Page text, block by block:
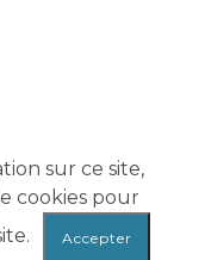
sur ce site,
cookies pour